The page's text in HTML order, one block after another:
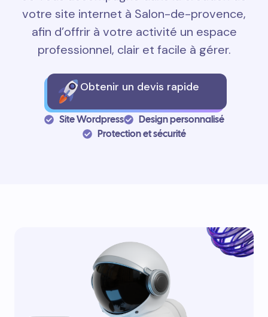
votre site internet à Salon-de-provence,
afin d’offrir à votre activité un espace
professionnel, clair et facile à gérer.
Obtenir un devis rapide
Site Wordpress
Design personnalisé
Protection et sécurité